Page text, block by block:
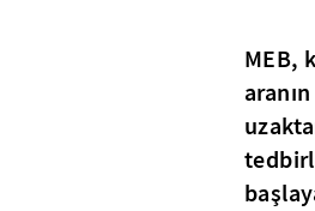
MEB,